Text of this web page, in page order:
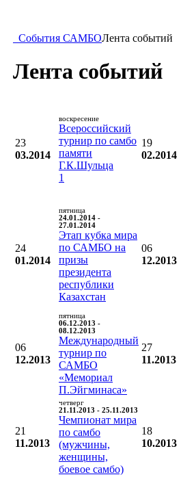
События САМБОЛента событий
Лента событий
23
03.2014
воскресение
Всероссийский
турнир по самбо
памяти
Г.К.Шульца
1
19
02.2014
24
01.2014
пятница
24.01.2014 -
27.01.2014
Этап кубка мира
по САМБО на
призы
президента
республики
Казахстан
06
12.2013
06
12.2013
пятница
06.12.2013 -
08.12.2013
Международный
турнир по
САМБО
«Мемориал
П.Эйгминаса»
27
11.2013
21
11.2013
четверг
21.11.2013 - 25.11.2013
Чемпионат мира
по самбо
(мужчины,
женщины,
боевое самбо)
18
10.2013